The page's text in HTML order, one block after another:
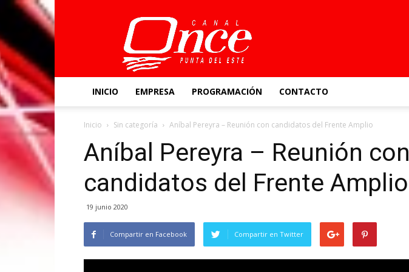
Canal
Once
INICIO EMPRESA PROGRAMACIÓN CONTACTO
Inicio Sin categoría Aníbal Pereyra – Reunión con candidatos del Frente Amplio
Aníbal Pereyra – Reunión con
candidatos del Frente Amplio
19 junio 2020
Compartir en Facebook Compartir en Twitter